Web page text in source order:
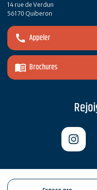
14 rue de Verdun
56170 Quiberon
Appeler
Brochures